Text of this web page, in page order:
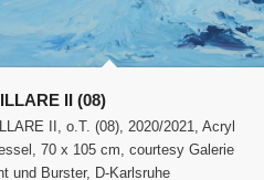
II (08)
II, o.T. (08), 2020/2021, Acryl
70 x 105 cm, courtesy Galerie
und Burster, D-Karlsruhe